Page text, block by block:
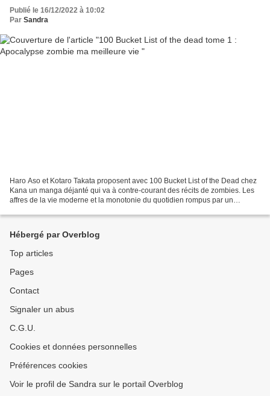
Publié le 16/12/2022 à 10:02
Par Sandra
Haro Aso et Kotaro Takata proposent avec 100 Bucket List of the Dead chez
Kana un manga déjanté qui va à contre-courant des récits de zombies. Les
affres de la vie moderne et la monotonie du quotidien rompus par un
Hébergé par Overblog
Top articles
Pages
Contact
Signaler un abus
C.G.U.
Cookies et données personnelles
Préférences cookies
Voir le profil de Sandra sur le portail Overblog